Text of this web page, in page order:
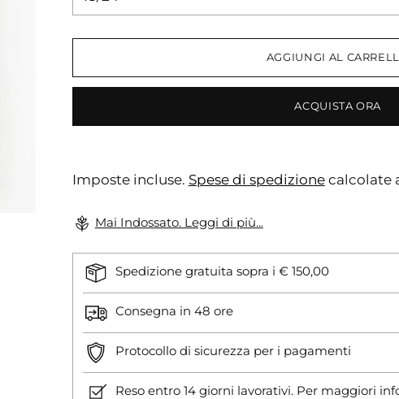
AGGIUNGI AL
ACQUISTA ORA
Imposte incluse. Spese di spedizionecalcolate
Mai Indossato. Leggi di più...
Spedizione gratuita sopra i € 150,00
Consegna in 48 ore
Protocollo di sicurezza per i pagamenti
Reso entro 14 giorni lavorativi. Per maggiori